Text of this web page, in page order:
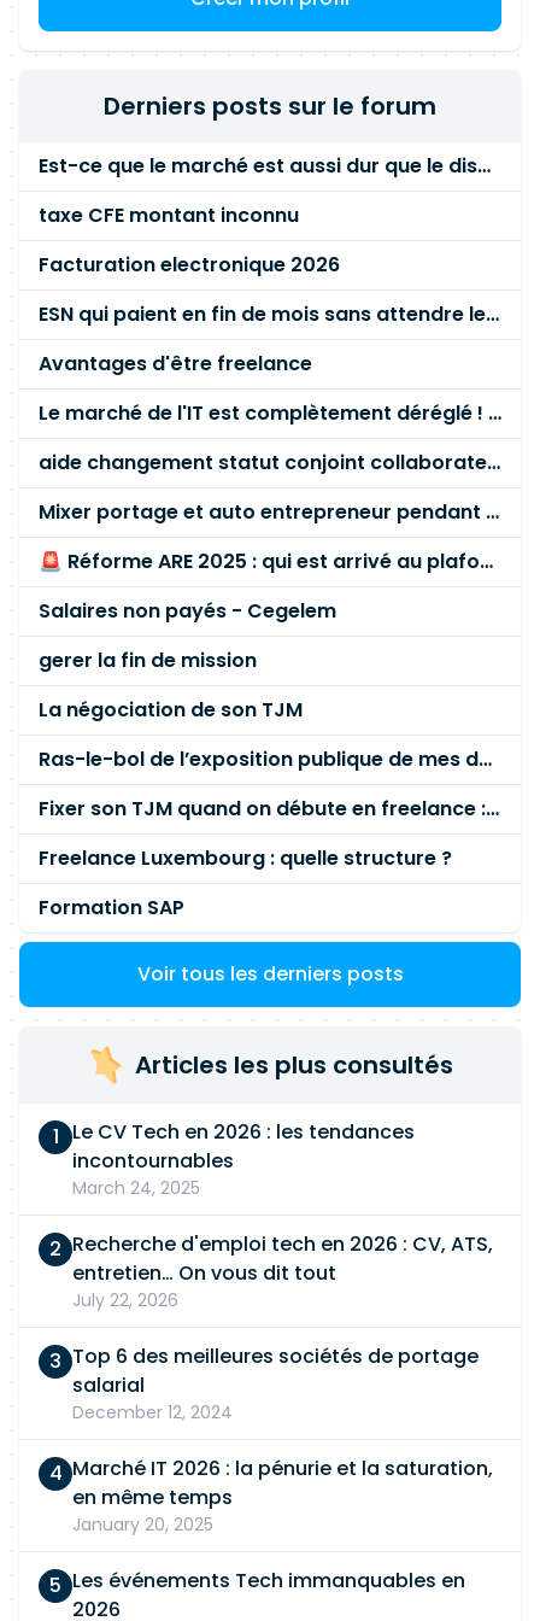
Derniers posts sur le forum
Est-ce que le marché est aussi dur que le disent les commerciaux ?
taxe CFE montant inconnu
Facturation electronique 2026
ESN qui paient en fin de mois sans attendre le paiement client ?
Avantages d'être freelance
Le marché de l'IT est complètement déréglé ! STOP à cette mascarade ! Il faut s'unir et résister !
aide changement statut conjoint collaborateur
Mixer portage et auto entrepreneur pendant des années - quel risque ?
🚨 Réforme ARE 2025 : qui est arrivé au plafond des 60 % en gardant son entreprise ?
Salaires non payés - Cegelem
gerer la fin de mission
La négociation de son TJM
Ras-le-bol de l’exposition publique de mes données personnelles liées à mon entreprise
Fixer son TJM quand on débute en freelance : la méthode mathématique (et pas au feeling) 🛑
Freelance Luxembourg : quelle structure ?
Formation SAP
Voir tous les derniers posts
Articles les plus consultés
Le CV Tech en 2026 : les tendances
incontournables
March 24, 2025
Recherche d'emploi tech en 2026 : CV, ATS,
entretien… On vous dit tout
July 22, 2026
Top 6 des meilleures sociétés de portage
salarial
December 12, 2024
Marché IT 2026 : la pénurie et la saturation,
en même temps
January 20, 2025
Les événements Tech immanquables en
2026